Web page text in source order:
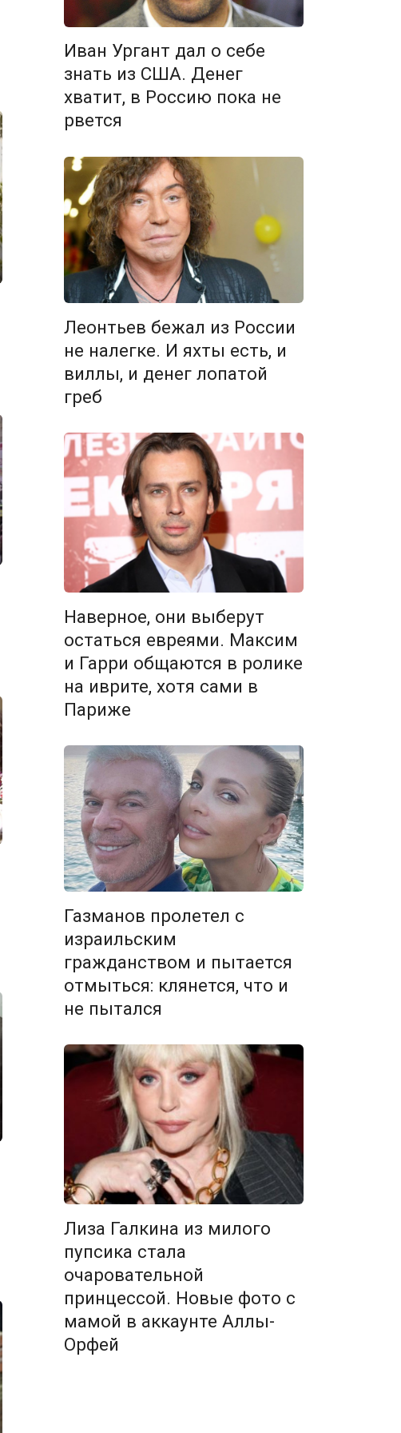
Иван Ургант дал о себе
знать из США. Денег
хватит, в Россию пока не
рвется
Леонтьев бежал из России
не налегке. И яхты есть, и
виллы, и денег лопатой
греб
Наверное, они выберут
остаться евреями. Максим
и Гарри общаются в ролике
на иврите, хотя сами в
Париже
Газманов пролетел с
израильским
гражданством и пытается
отмыться: клянется, что и
не пытался
Лиза Галкина из милого
пупсика стала
очаровательной
принцессой. Новые фото с
мамой в аккаунте Аллы-
Орфей